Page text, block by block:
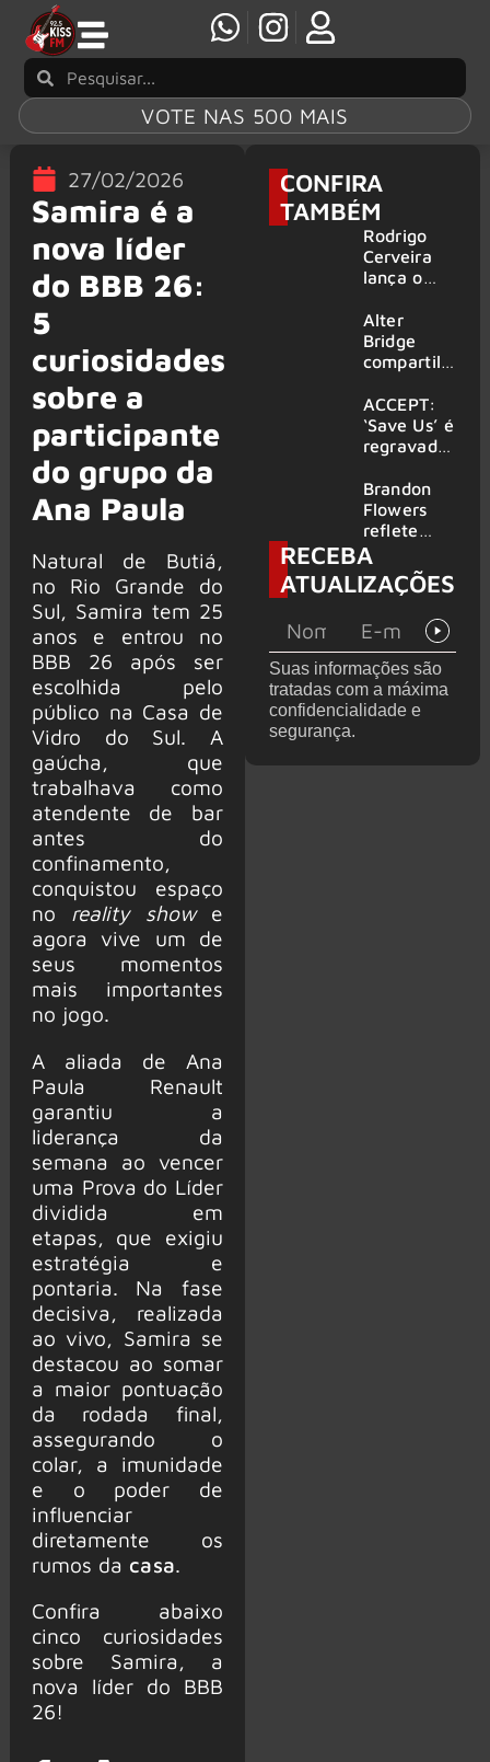
VOTE NAS 500 MAIS
27/02/2026
Samira é a
nova líder
do BBB 26:
5
curiosidades
sobre a
participante
do grupo da
Ana Paula
Natural de Butiá,
no Rio Grande do
Sul, Samira tem 25
anos e entrou no
BBB 26 após ser
escolhida pelo
público na Casa de
Vidro do Sul. A
gaúcha, que
trabalhava como
atendente de bar
antes do
confinamento,
conquistou espaço
no reality showe
agora vive um de
seus momentos
mais importantes
no jogo.
A aliada de Ana
Paula Renault
garantiu a
liderança da
semana ao vencer
uma Prova do Líder
dividida em
etapas, que exigiu
estratégia e
pontaria. Na fase
decisiva, realizada
ao vivo, Samira se
destacou ao somar
a maior pontuação
da rodada final,
assegurando o
colar, a imunidade
e o poder de
influenciar
diretamente os
rumos da casa
Confira abaixo
cinco curiosidades
sobre Samira, a
nova líder do BBB
26!
CONFIRA
TAMBÉM
Rodrigo
Cerveira
lança o
Searcher”
Alter
Bridge
compartilh
vivo de
“Fortress”
gravada
am Ring
2026
ACCEPT:
‘Save Us’ é
regravada
membros
do GHOST
e KORN
Brandon
Flowers
reflete
sobre o
futuro e
levanta
de de
deixar os
palcos
RECEBA
ATUALIZAÇÕES
Suas informações são
tratadas com a máxima
confidencialidade e
segurança.